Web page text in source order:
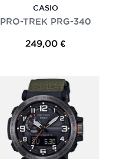
CASIO
PRO-TREK PRG-340
249,00 €